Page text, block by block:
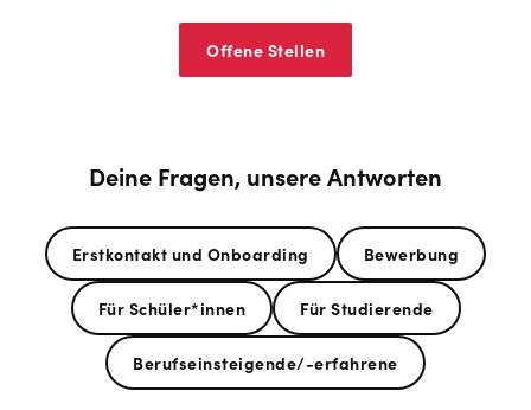
Offene Stellen
Deine Fragen, unsere Antworten
Erstkontakt und Onboarding Bewerbung
Für Schüler*innen Für Studierende
Berufseinsteigende/-erfahrene